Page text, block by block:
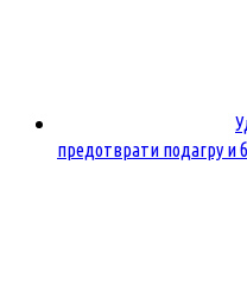
предотврати подагру и